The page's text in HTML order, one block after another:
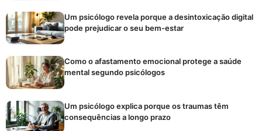
Um psicólogo revela porque a desintoxicação digital
pode prejudicar o seu bem-estar
Como o afastamento emocional protege a saúde
mental segundo psicólogos
Um psicólogo explica porque os traumas têm
consequências a longo prazo